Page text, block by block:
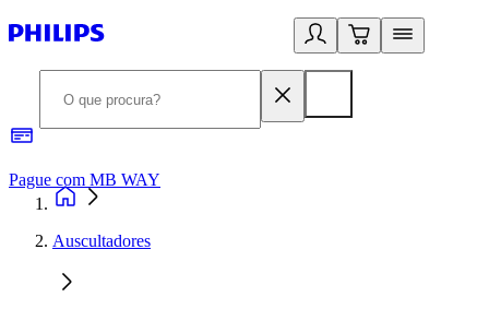
Pague com MB WAY
Auscultadores